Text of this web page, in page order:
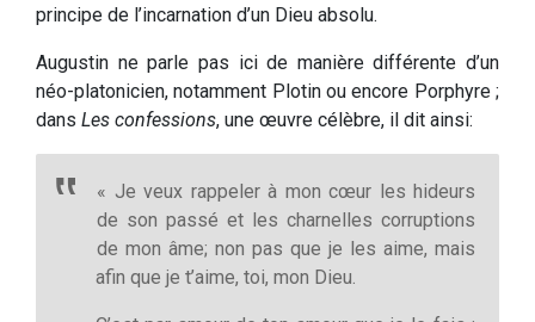
principe de l’incarnation d’un Dieu absolu.
Augustin ne parle pas ici de manière différente d’un
néo-platonicien, notamment Plotin ou encore Porphyre ;
dans Les confessions, une œuvre célèbre, il dit ainsi:
« Je veux rappeler à mon cœur les hideurs
de son passé et les charnelles corruptions
de mon âme; non pas que je les aime, mais
afin que je t’aime, toi, mon Dieu.